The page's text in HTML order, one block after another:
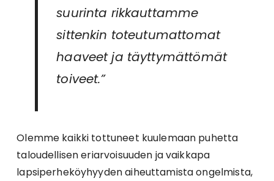
suurinta rikkauttamme
sittenkin toteutumattomat
haaveet ja täyttymättömät
toiveet.”
Olemme kaikki tottuneet kuulemaan puhetta
taloudellisen eriarvoisuuden ja vaikkapa
lapsiperheköyhyyden aiheuttamista ongelmista,